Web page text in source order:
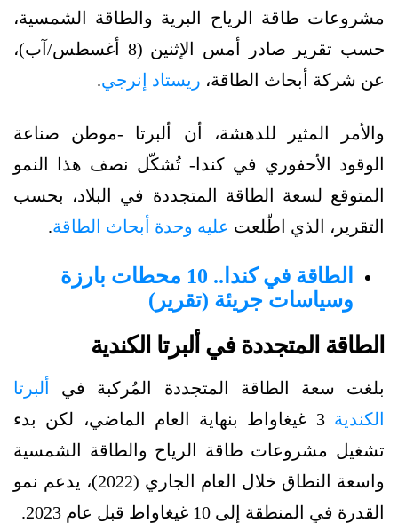
مشروعات طاقة الرياح البرية والطاقة الشمسية،
حسب تقرير صادر أمس الإثنين (8 أغسطس/آب)،
عن شركة أبحاث الطاقة، ريستاد إنرجي.
والأمر المثير للدهشة، أن ألبرتا -موطن صناعة
الوقود الأحفوري في كندا- تُشكّل نصف هذا النمو
المتوقع لسعة الطاقة المتجددة في البلاد، بحسب
التقرير، الذي اطّلعت عليه وحدة أبحاث الطاقة.
الطاقة في كندا.. 10 محطات بارزة
وسياسات جريئة (تقرير)
الطاقة المتجددة في ألبرتا الكندية
بلغت سعة الطاقة المتجددة المُركبة في
ألبرتا
الكندية
3 غيغاواط بنهاية العام الماضي، لكن بدء
تشغيل مشروعات طاقة الرياح والطاقة الشمسية
واسعة النطاق خلال العام الجاري (2022)، يدعم نمو
القدرة في المنطقة إلى 10 غيغاواط قبل عام 2023.